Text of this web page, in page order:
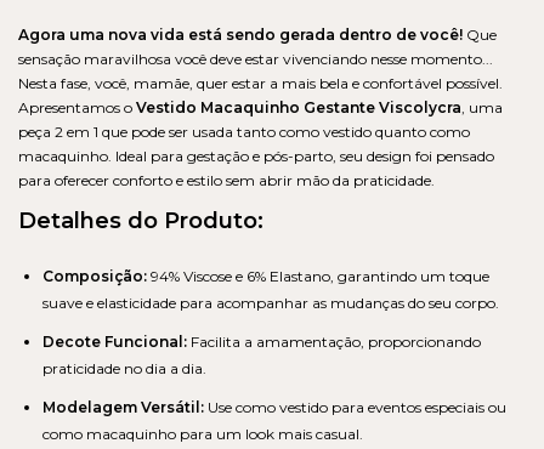
Agora uma nova vida está sendo gerada dentro de você! Que
sensação maravilhosa você deve estar vivenciando nesse momento...
Nesta fase, você, mamãe, quer estar a mais bela e confortável possível.
Apresentamos o Vestido Macaquinho Gestante Viscolycra , uma
peça 2 em 1 que pode ser usada tanto como vestido quanto como
macaquinho. Ideal para gestação e pós-parto, seu design foi pensado
para oferecer conforto e estilo sem abrir mão da praticidade.
Detalhes do Produto:
Composição: 94% Viscose e 6% Elastano, garantindo um toque
suave e elasticidade para acompanhar as mudanças do seu corpo.
Decote Funcional: Facilita a amamentação, proporcionando
praticidade no dia a dia.
Modelagem Versátil: Use como vestido para eventos especiais ou
como macaquinho para um look mais casual.